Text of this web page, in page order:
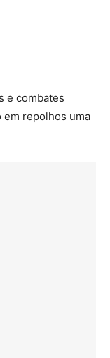
e combates
repolhos uma